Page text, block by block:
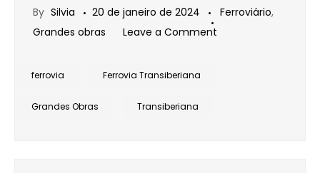
By Silvia 20 de janeiro de 2024 Ferroviário,
Grandes obras
Leave a Comment
ferrovia Ferrovia Transiberiana
Grandes Obras Transiberiana